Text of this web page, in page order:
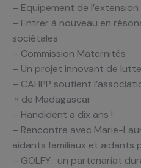
– Equipement de
– Entrer à nouveau en
sociétales
– Commission Maternités
– Un projet innovant de
– CAHPP soutient
» de Madagascar
– Handident a dix ans !
– Rencontre avec Marie-
aidants familiaux et aidants
– GOLFY : un partenariat